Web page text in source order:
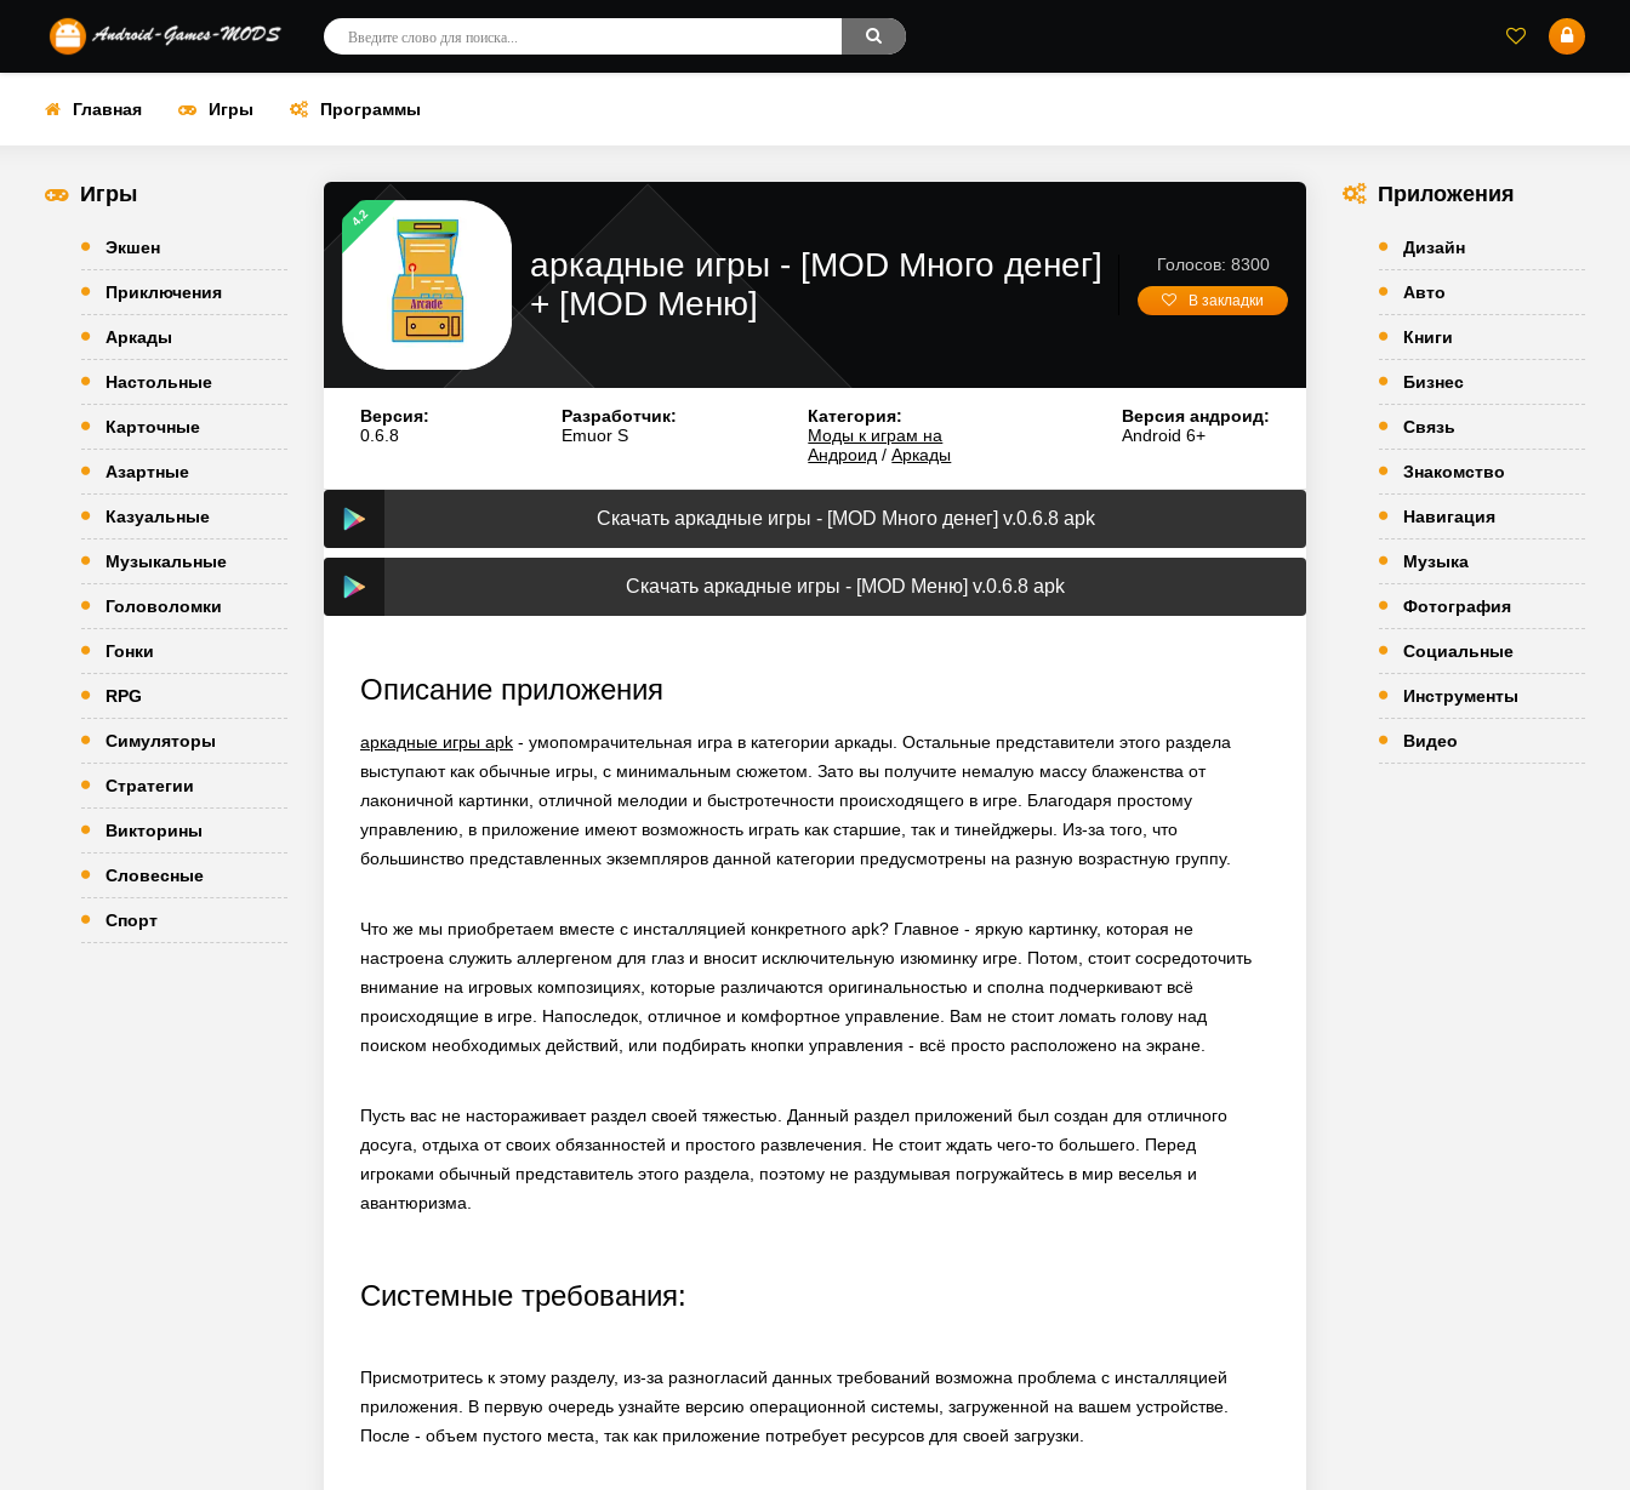
Главная Игры Программы
Игры
Экшен
Приключения
Аркады
Настольные
Карточные
Азартные
Казуальные
Музыкальные
Головоломки
Гонки
RPG
Симуляторы
Стратегии
Викторины
Словесные
Спорт
4.2
аркадные игры - [MOD Много денег]
+ [MOD Меню]
Голосов: 8300
В закладки
Версия:
0.6.8
Разработчик:
Emuor S
Категория:
Моды к играм на
Андроид /Аркады
Версия андроид:
Android 6+
Скачать аркадные игры - [MOD Много денег] v.0.6.8 apk
Скачать аркадные игры - [MOD Меню] v.0.6.8 apk
Описание приложения
аркадные игры apk - умопомрачительная игра в категории аркады. Остальные представители этого раздела
выступают как обычные игры, с минимальным сюжетом. Зато вы получите немалую массу блаженства от
лаконичной картинки, отличной мелодии и быстротечности происходящего в игре. Благодаря простому
управлению, в приложение имеют возможность играть как старшие, так и тинейджеры. Из-за того, что
большинство представленных экземпляров данной категории предусмотрены на разную возрастную группу.
Что же мы приобретаем вместе с инсталляцией конкретного apk? Главное - яркую картинку, которая не
настроена служить аллергеном для глаз и вносит исключительную изюминку игре. Потом, стоит сосредоточить
внимание на игровых композициях, которые различаются оригинальностью и сполна подчеркивают всё
происходящие в игре. Напоследок, отличное и комфортное управление. Вам не стоит ломать голову над
поиском необходимых действий, или подбирать кнопки управления - всё просто расположено на экране.
Пусть вас не настораживает раздел своей тяжестью. Данный раздел приложений был создан для отличного
досуга, отдыха от своих обязанностей и простого развлечения. Не стоит ждать чего-то большего. Перед
игроками обычный представитель этого раздела, поэтому не раздумывая погружайтесь в мир веселья и
авантюризма.
Системные требования:
Присмотритесь к этому разделу, из-за разногласий данных требований возможна проблема с инсталляцией
приложения. В первую очередь узнайте версию операционной системы, загруженной на вашем устройстве.
После - объем пустого места, так как приложение потребует ресурсов для своей загрузки.
Приложения
Дизайн
Авто
Книги
Бизнес
Связь
Знакомство
Навигация
Музыка
Фотография
Социальные
Инструменты
Видео